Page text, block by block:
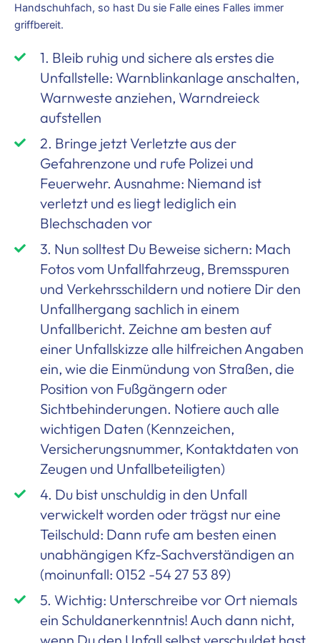
Handschuhfach, so hast Du sie Falle eines Falles immer
griffbereit.
1. Bleib ruhig und sichere als erstes die
Unfallstelle: Warnblinkanlage anschalten,
Warnweste anziehen, Warndreieck
aufstellen
2. Bringe jetzt Verletzte aus der
Gefahrenzone und rufe Polizei und
Feuerwehr. Ausnahme: Niemand ist
verletzt und es liegt lediglich ein
Blechschaden vor
3. Nun solltest Du Beweise sichern: Mach
Fotos vom Unfallfahrzeug, Bremsspuren
und Verkehrsschildern und notiere Dir den
Unfallhergang sachlich in einem
Unfallbericht. Zeichne am besten auf
einer Unfallskizze alle hilfreichen Angaben
ein, wie die Einmündung von Straßen, die
Position von Fußgängern oder
Sichtbehinderungen. Notiere auch alle
wichtigen Daten (Kennzeichen,
Versicherungsnummer, Kontaktdaten von
Zeugen und Unfallbeteiligten)
4. Du bist unschuldig in den Unfall
verwickelt worden oder trägst nur eine
Teilschuld: Dann rufe am besten einen
unabhängigen Kfz-Sachverständigen an
(moinunfall: 0152 -54 27 53 89)
5. Wichtig: Unterschreibe vor Ort niemals
ein Schuldanerkenntnis! Auch dann nicht,